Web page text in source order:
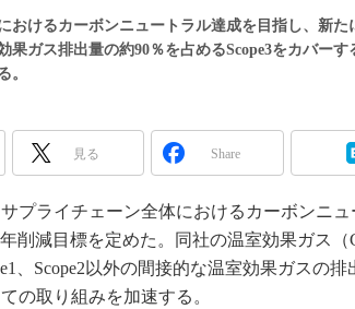
EdgeTech+
産業オープンネット展
車載ソフト開発
3Dプリンタ
デジタルツインとCAE
インダストリー4.0
イノベーション
製造業ビッグデータ
おけるカーボンニュートラル達成を目指し、新た
果ガス排出量の約90％を占めるScope3をカバーす
。
見る Share
プライチェーン全体におけるカーボンニュ
削減目標を定めた。同社の温室効果ガス（
、Scope2以外の間接的な温室効果ガスの排
の取り組みを加速する。